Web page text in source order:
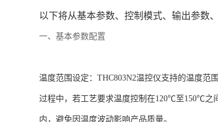
以下将从基本参数、控制模式、输出参数
一、基本参数配置
温度范围设定 ：THC803N2温控仪支持的温度范
过程中，若工艺要求温度控制在120℃至150℃之
内，避免因温度波动影响产品质量。